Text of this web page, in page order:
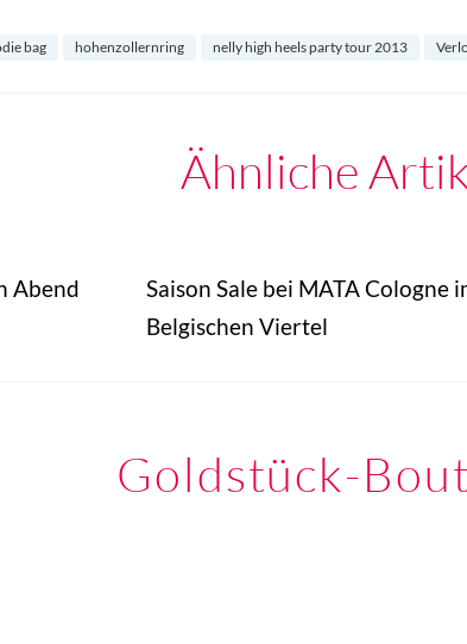
bag hohenzollernring nelly high heels party tour 2013
Ähnliche
Abend
Saison Sale bei MATA Cologne
Belgischen Viertel
Goldstück-